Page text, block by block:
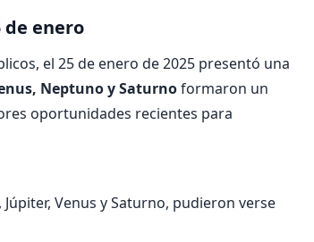
de enero
el 25 de enero de 2025 presentó una
Neptuno y Saturnoformaron un
oportunidades recientes para
Venus y Saturno, pudieron verse